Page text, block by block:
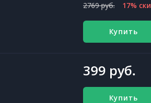
2769 руб. 17%
Купить
399 руб.
Купить